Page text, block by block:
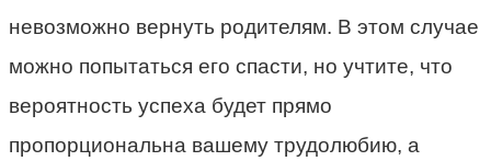
невозможно вернуть родителям. В этом случае
можно попытаться его спасти, но учтите, что
вероятность успеха будет прямо
пропорциональна вашему трудолюбию, а